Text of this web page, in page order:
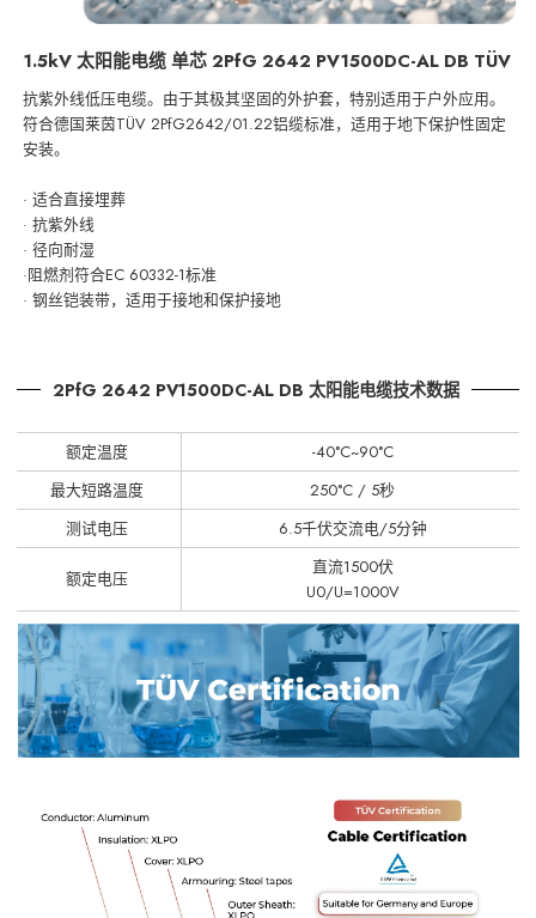
1.5kV 太阳能电缆 单芯 2PfG 2642 PV1500DC-AL DB TÜV
抗紫外线低压电缆。由于其极其坚固的外护套，特别适用于户外应用。
符合德国莱茵TÜV 2PfG2642/01.22铝缆标准，适用于地下保护性固定
安装。
· 适合直接埋葬
· 抗紫外线
· 径向耐湿
·阻燃剂符合EC 60332-1标准
· 钢丝铠装带，适用于接地和保护接地
2PfG 2642 PV1500DC-AL DB 太阳能电缆技术数据
额定温度
-40°C~90°C
最大短路温度
250°C / 5秒
测试电压
6.5千伏交流电/5分钟
额定电压
直流1500伏
U0/U=1000V